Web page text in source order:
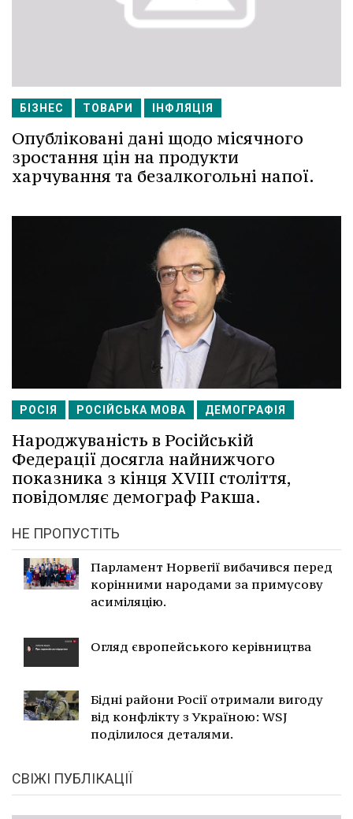
БІЗНЕС ТОВАРИ ІНФЛЯЦІЯ
Опубліковані дані щодо місячного
зростання цін на продукти
харчування та безалкогольні напої.
РОСІЯ РОСІЙСЬКА МОВА ДЕМОГРАФІЯ
Народжуваність в Російській
Федерації досягла найнижчого
показника з кінця XVIII століття,
повідомляє демограф Ракша.
НЕ ПРОПУСТІТЬ
Парламент Норвегії вибачився перед
корінними народами за примусову
асиміляцію.
Огляд європейського керівництва
Бідні райони Росії отримали вигоду
від конфлікту з Україною: WSJ
поділилося деталями.
СВІЖІ ПУБЛІКАЦІЇ